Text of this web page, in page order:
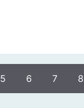
5 6 7 8